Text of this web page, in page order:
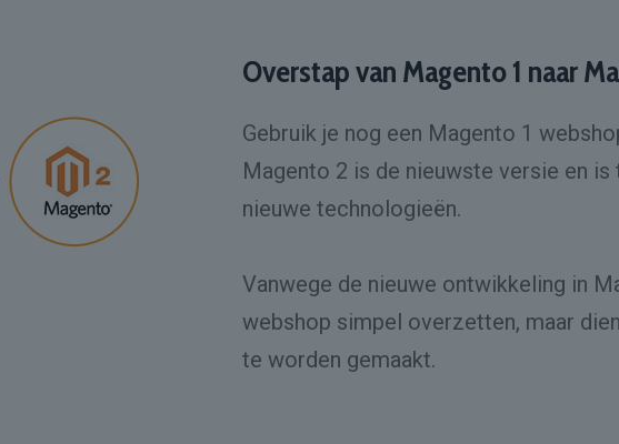
Overstap van Magento 1 naar
Gebruik je nog een Magento 1
Magento 2 is de nieuwste versie en
nieuwe technologieën.
Vanwege de nieuwe ontwikkeling in
webshop simpel overzetten, maar
te worden gemaakt.